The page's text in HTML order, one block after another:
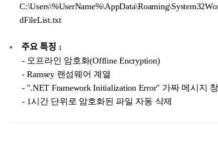
dFileList.txt
주요 특징 :
- 오프라인 암호화(Offline Encryption)
- Ramsey 랜섬웨어 계열
- ".NET Framework Initialization Error" 가짜 메시지
- 1시간 단위로 암호화된 파일 자동 삭제